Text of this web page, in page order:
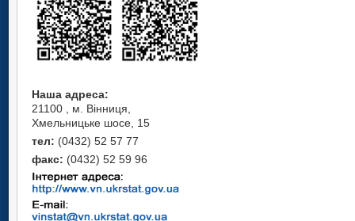
Наша адреса:
21100 , м. Вінниця,
Хмельницьке шосе, 15
тел: (0432) 52 57 77
факс: (0432) 52 59 96